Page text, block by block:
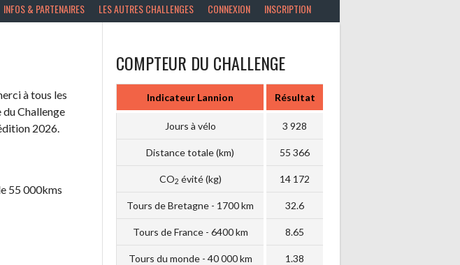
INFOS & PARTENAIRES LES AUTRES CHALLENGES CONNEXION INSCRIPTION
à tous les
Challenge
2026.
55 000kms
COMPTEUR DU CHALLENGE
Indicateur Lannion Résultat
Jours à vélo 3 928
Distance totale (km) 55 366
CO2 évité (kg) 14 172
Tours de Bretagne - 1700 km 32.6
Tours de France - 6400 km 8.65
Tours du monde - 40 000 km 1.38